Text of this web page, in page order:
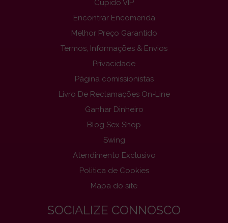
Cupido VIP
Encontrar Encomenda
Melhor Preço Garantido
Termos, Informações & Envios
Privacidade
Página comissionistas
Livro De Reclamações On-Line
Ganhar Dinheiro
Blog Sex Shop
Swing
Atendimento Exclusivo
Politica de Cookies
Mapa do site
SOCIALIZE CONNOSCO